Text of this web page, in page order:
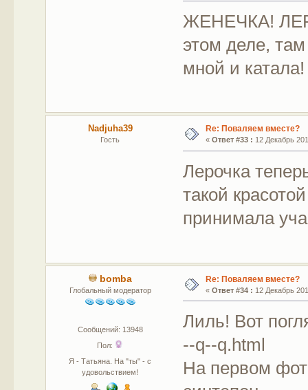
ЖЕНЕЧКА!
этом деле,
мной и
Nadjuha39
Гость
Re: Поваляем вместе?
« Ответ #33 : 12 Декабрь
Лерочка
такой
принимала
bomba
Глобальный модератор
Сообщений: 13948
Пол:
Я - Татьяна. На "ты" - с
удовольствием!
Re: Поваляем вместе?
« Ответ #34 : 12 Декабрь
Лиль! Вот
--q--q.html
На первом